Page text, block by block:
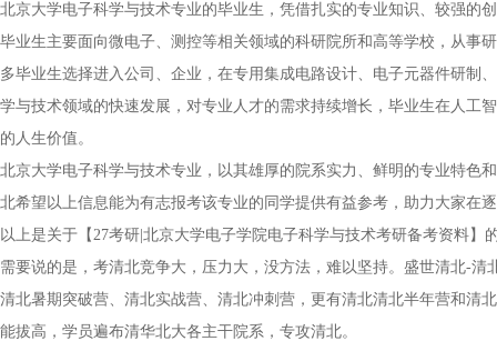
北京大学电子科学与技术专业的毕业生，凭借扎实的专业知识、较强的
毕业生主要面向微电子、测控等相关领域的科研院所和高等学校，从事
多毕业生选择进入公司、企业，在专用集成电路设计、电子元器件研制
学与技术领域的快速发展，对专业人才的需求持续增长，毕业生在人工
的人生价值。
北京大学电子科学与技术专业，以其雄厚的院系实力、鲜明的专业特色
北希望以上信息能为有志报考该专业的同学提供有益参考，助力大家在
以上是关于【27考研|北京大学电子学院电子科学与技术考研备考资料
需要说的是，考清北竞争大，压力大，没方法，难以坚持。盛世清北-
清北暑期突破营、清北实战营、清北冲刺营，更有清北清北半年营和清
能拔高，学员遍布清华北大各主干院系，专攻清北。